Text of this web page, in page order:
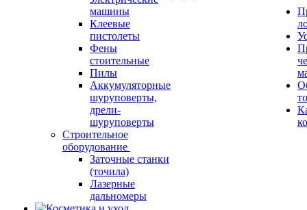
машины
Клеевые
пистолеты
Фены
стоительные
Пилы
Аккумуляторные
шуруповерты,
дрели-
шуруповерты
Строительное
оборудование
Заточные станки
(точила)
Лазерные
дальномеры